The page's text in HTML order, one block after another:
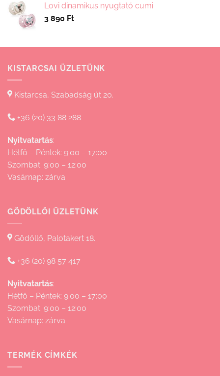
-
Lovi dinamikus nyugtató cumi
3 890 Ft
KISTARCSAI ÜZLETÜNK
Kistarcsa, Szabadság út 20.
+36 (20) 33 88 288
Nyitvatartás:
Hétfő – Péntek: 9:00 – 17:00
Szombat: 9:00 – 12:00
Vasárnap: zárva
GÖDÖLLŐI ÜZLETÜNK
Gödöllő, Palotakert 18.
+36 (20) 98 57 417
Nyitvatartás:
Hétfő – Péntek: 9:00 – 17:00
Szombat: 9:00 – 12:00
Vasárnap: zárva
TERMÉK CÍMKÉK